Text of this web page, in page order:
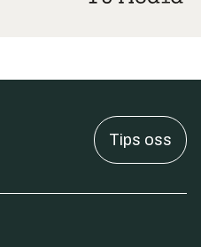
Tips oss